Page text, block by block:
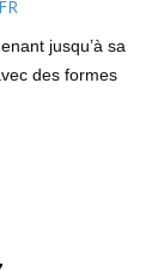
jusqu’à sa
des formes